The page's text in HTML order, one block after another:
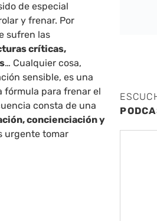
de especial
y frenar. Por
sufren las
críticas,
… Cualquier cosa,
sensible, es una
fórmula para frenar el
consta de una
concienciación y
urgente tomar